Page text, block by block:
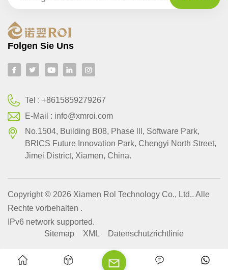
Folgen Sie Uns
Tel :+8615859279267
E-Mail : info@xmroi.com
No.1504, Building B08, Phase lll, Software Park,
BRlCS Future Innovation Park, Chengyi North Street,
Jimei District, Xiamen, China.
Copyright © 2026 Xiamen Rol Technology Co., Ltd.. Alle
Rechte vorbehalten .
IPv6 network supported.
Sitemap
XML Datenschutzrichtlinie